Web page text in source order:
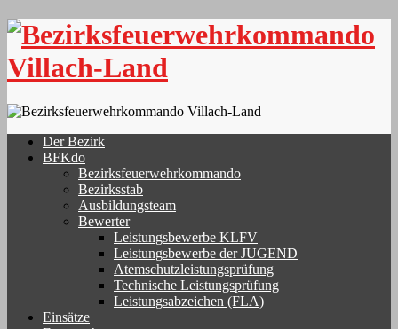
Skip
content
Der Bezirk
BFKdo
Bezirksfeuerwehrkommando
Bezirksstab
Ausbildungsteam
Bewerter
Leistungsbewerbe KLFV
Leistungsbewerbe der JUGEND
Atemschutzleistungsprüfung
Technische Leistungsprüfung
Leistungsabzeichen (FLA)
Einsätze